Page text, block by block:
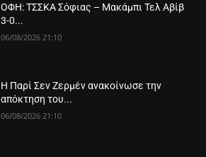
ΟΦΗ: ΤΣΣΚΑ Σόφιας – Μακάμπι Τελ Αβίβ
3-0...
06/08/2026 21:10
Η Παρί Σεν Ζερμέν ανακοίνωσε την
απόκτηση του...
06/08/2026 21:10